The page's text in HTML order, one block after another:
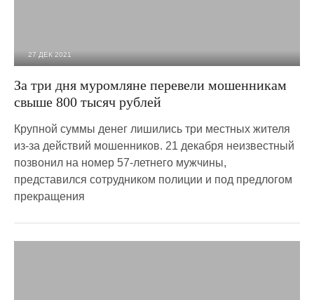
27 ДЕК 2021
За три дня муромляне перевели мошенникам
свыше 800 тысяч рублей
Крупной суммы денег лишились три местных жителя
из-за действий мошенников. 21 декабря неизвестный
позвонил на номер 57-летнего мужчины,
представился сотрудником полиции и под предлогом
прекращения